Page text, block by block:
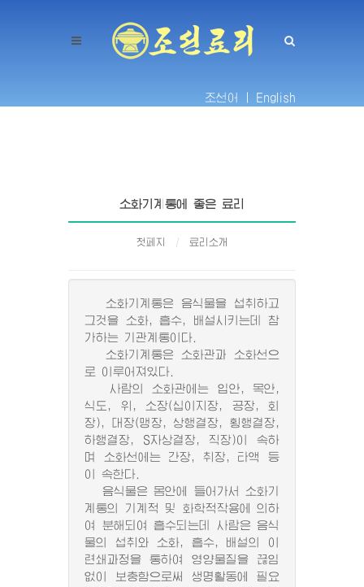
조선어 | English
소화기계통에 좋은 료리
첫페지 료리소개
소화기계통은 음식물을 섭취하고
그것을 소화, 흡수, 배설시키는데 참
가하는 기관계통이다.
소화기계통은 소화관과 소화선으
로 이루어져있다.
사람의 소화관에는 입안, 목안,
식도, 위, 소장(십이지장, 공장, 회
장), 대장(맹장, 상행결장, 횡행결장,
하행결장, S자상결장, 직장)이 속하
며 소화선에는 간장, 취장, 타액 등
이 속한다.
음식물은 몸안에 들어가서 소화기
계통의 기계적 및 화학적작용에 의하
여 분해되여 흡수되는데 사람은 음식
물의 섭취와 소화, 흡수, 배설의 이
련쇄과정을 통하여 영양물질을 끊임
없이 보충함으로써 생명활동에 필요